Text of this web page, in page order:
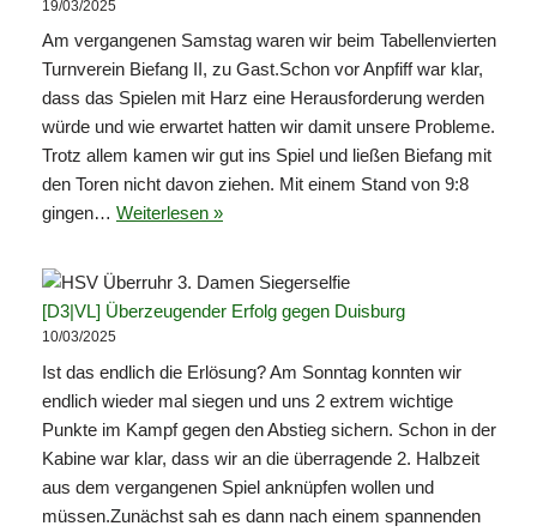
19/03/2025
Am vergangenen Samstag waren wir beim Tabellenvierten
Turnverein Biefang II, zu Gast.Schon vor Anpfiff war klar,
dass das Spielen mit Harz eine Herausforderung werden
würde und wie erwartet hatten wir damit unsere Probleme.
Trotz allem kamen wir gut ins Spiel und ließen Biefang mit
den Toren nicht davon ziehen. Mit einem Stand von 9:8
gingen… Weiterlesen »
[D3|VL] Überzeugender Erfolg gegen Duisburg
10/03/2025
Ist das endlich die Erlösung? Am Sonntag konnten wir
endlich wieder mal siegen und uns 2 extrem wichtige
Punkte im Kampf gegen den Abstieg sichern. Schon in der
Kabine war klar, dass wir an die überragende 2. Halbzeit
aus dem vergangenen Spiel anknüpfen wollen und
müssen.Zunächst sah es dann nach einem spannenden